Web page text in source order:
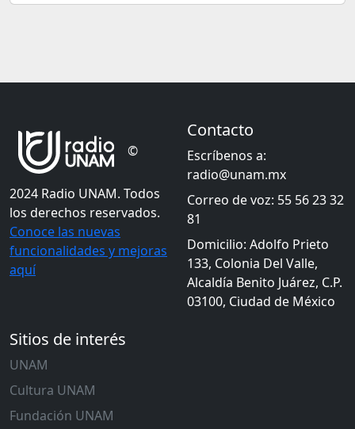
©
2024 Radio UNAM. Todos
los derechos reservados.
Conoce las nuevas
funcionalidades y mejoras
aquí
Contacto
Escríbenos a:
radio@unam.mx
Correo de voz: 55 56 23 32
81
Domicilio: Adolfo Prieto
133, Colonia Del Valle,
Alcaldía Benito Juárez, C.P.
03100, Ciudad de México
Sitios de interés
UNAM
Cultura UNAM
Fundación UNAM